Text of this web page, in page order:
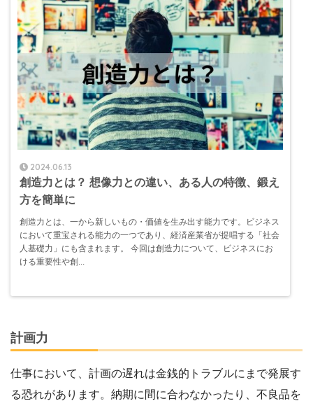
2024.06.13
創造力とは？ 想像力との違い、ある人の特徴、鍛え
方を簡単に
創造力とは、一から新しいもの・価値を生み出す能力です。ビジネス
において重宝される能力の一つであり、経済産業省が提唱する「社会
人基礎力」にも含まれます。 今回は創造力について、ビジネスにお
ける重要性や創...
計画力
仕事において、計画の遅れは金銭的トラブルにまで発展す
る恐れがあります。納期に間に合わなかったり、不良品を